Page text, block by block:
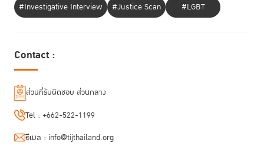
งานในครั้งนี้ TIJ ยังได้ร่วมจัดกิจกรรมคู่ขนานในรูปแบบการเสวนา หัวข้อ “ฝ่า
ตอบโจทย์การแก้ไขปัญหายาเสพติดอย่างรอบด้านและยั่งยืน โดยมีวิทยากร
และรองเลขานุการมูลนิธิสาธารณสุขแห่งชาติ นายแพทย์สันติ ลาภเบญจกุล
ผอ.รพ. ท่าวุ้ง และเลขานุการมูลนิธิสาธารณสุขแห่งชาติ นายแพทย์อภินันท์
อร่ามรัตน์ ผอ.ศูนย์วิชาการสารเสพติดภาคเหนือ ม.เชียงใหม่ และดำเนิน
สกธ.
#Investigative Interview
#Justice Scan #LGBT
Contact :
ส่วนที่รับผิดชอบ ส่วนกลาง
Tel : +662-522-1199
อีเมล : info@tijthailand.org